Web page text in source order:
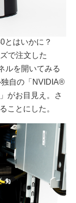
とはいかに？
で注文した
ルを開いてみる
自の「NVIDIA®
がお目見え。さ
ことにした。